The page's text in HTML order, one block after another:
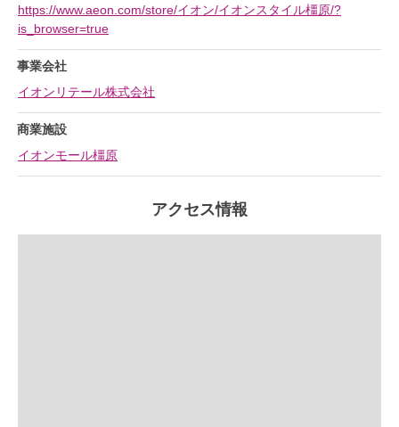
https://www.aeon.com/store/イオン/イオンスタイル橿原/?
is_browser=true
事業会社
イオンリテール株式会社
商業施設
イオンモール橿原
アクセス情報